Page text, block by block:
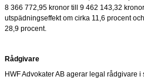
8 366 772,95 kronor till 9 462 143,32
utspädningseffekt om cirka 11,6 procent
28,9 procent.
Rådgivare
HWF Advokater AB agerar legal rådgivare